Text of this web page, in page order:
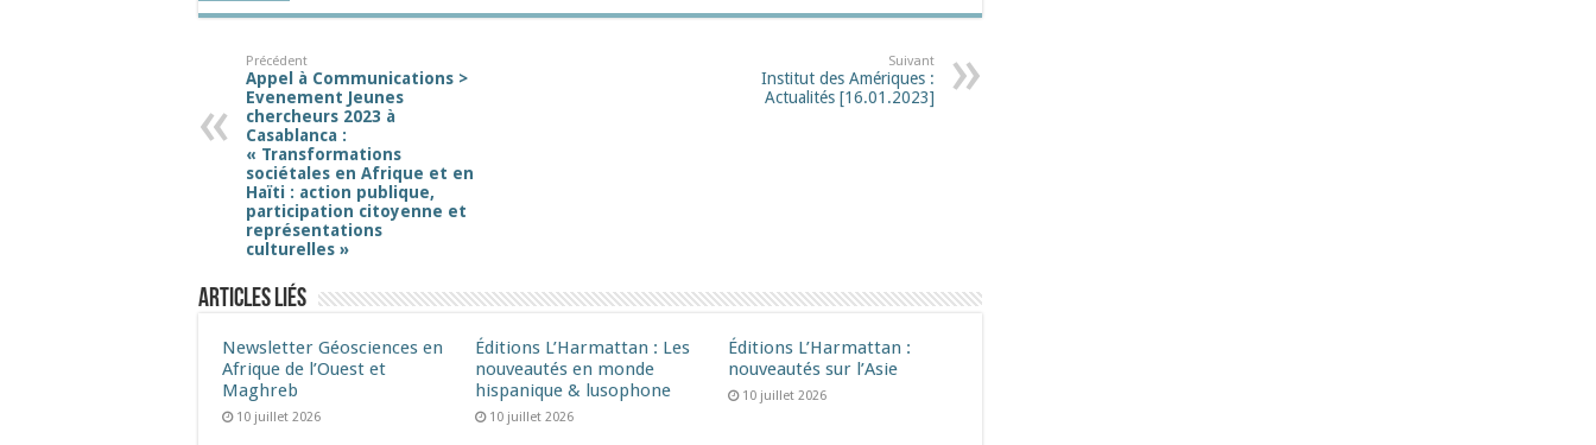
Précédent
Appel à Communications >
Evenement Jeunes
chercheurs 2023 à
Casablanca :
« Transformations
sociétales en Afrique et en
Haïti : action publique,
participation citoyenne et
représentations
culturelles »
Suivant
Institut des Amériques :
Actualités [16.01.2023]
Articles liés
Newsletter Géosciences en
Afrique de l’Ouest et
Maghreb
10 juillet 2026
Éditions L’Harmattan : Les
nouveautés en monde
hispanique & lusophone
10 juillet 2026
Éditions L’Harmattan :
nouveautés sur l’Asie
10 juillet 2026